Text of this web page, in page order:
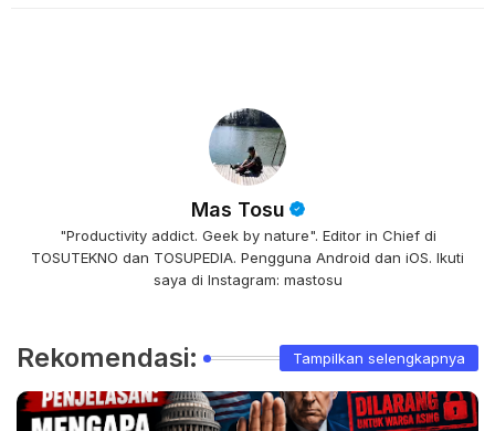
Mas Tosu
"Productivity addict. Geek by nature". Editor in Chief di
TOSUTEKNO dan TOSUPEDIA. Pengguna Android dan iOS. Ikuti
saya di Instagram: mastosu
Rekomendasi: Tampilkan selengkapnya